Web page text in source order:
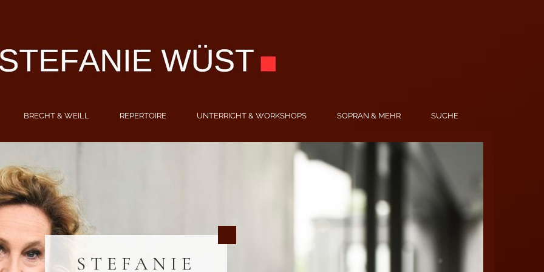
BRECHT & WEILL REPERTOIRE UNTERRICHT & WORKSHOPS SOPRAN & MEHR SUCHE
STEFANIE
STEFANIE